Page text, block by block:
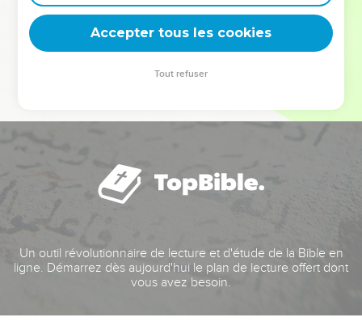
deviennent vos tremplins. Que vous guidiez un ministère, une
équipe, un groupe ou une famille, leur expérience est faite
Un outil révolutionnaire de lecture et d'étude de la Bible en
ligne. Démarrez dès aujourd'hui le plan de lecture offert dont
vous avez besoin.
Accepter tous les cookies
Tout refuser